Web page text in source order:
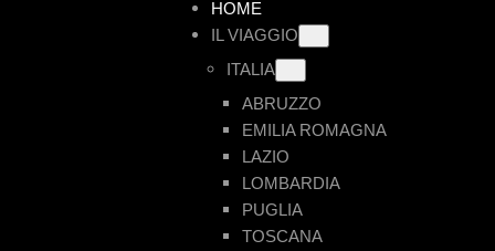
HOME
IL VIAGGIO
ITALIA
ABRUZZO
EMILIA ROMAGNA
LAZIO
LOMBARDIA
PUGLIA
TOSCANA